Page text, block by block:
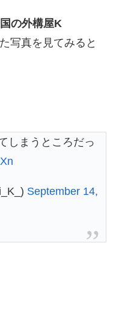
の外構屋K
写真を見てみると
しまうところだっ
September 14,